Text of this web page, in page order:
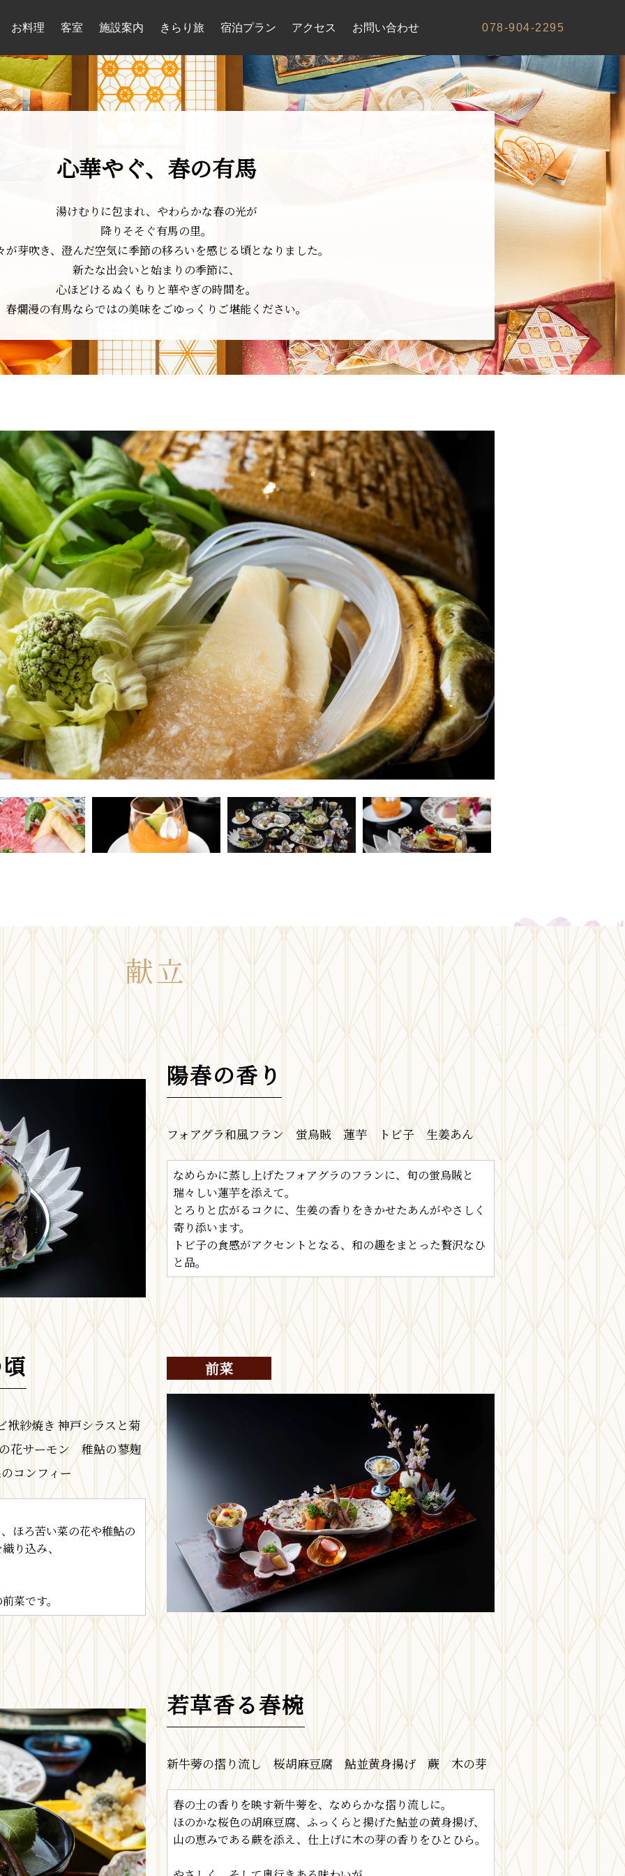
お料理 客室 施設案内 きらり旅 宿泊プラン アクセス お問い合わせ 078-904-2295
心華やぐ、春の有馬
湯けむりに包まれ、やわらかな春の光が
降りそそぐ有馬の里。
が芽吹き、澄んだ空気に季節の移ろいを感じる頃となりました。
新たな出会いと始まりの季節に、
心ほどけるぬくもりと華やぎの時間を。
春爛漫の有馬ならではの美味をごゆっくりご堪能ください。
献立
陽春の香り
フォアグラ和風フラン 蛍烏賊 蓮芋 トビ子 生姜あん
なめらかに蒸し上げたフォアグラのフランに、旬の蛍烏賊と
瑞々しい蓮芋を添えて。
とろりと広がるコクに、生姜の香りをきかせたあんがやさしく
寄り添います。
トビ子の食感がアクセントとなる、和の趣をまとった贅沢なひ
と品。
前菜
紗焼き 神戸シラスと菊
花サーモン 稚鮎の蓼麹
コンフィー
ほろ苦い菜の花や稚鮎の
り込み、
菜です。
若草香る春椀
新牛蒡の摺り流し 桜胡麻豆腐 鮎並黄身揚げ 蕨 木の芽
春の土の香りを映す新牛蒡を、なめらかな摺り流しに。
ほのかな桜色の胡麻豆腐、ふっくらと揚げた鮎並の黄身揚げ、
山の恵みである蕨を添え、仕上げに木の芽の香りをひとひら。